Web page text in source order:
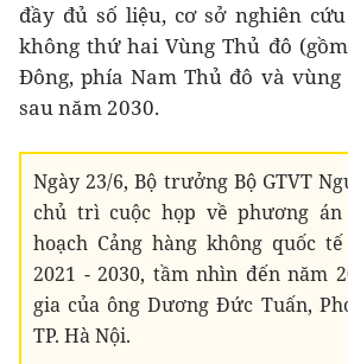
đầy đủ số liệu, cơ sở nghiên
không thứ hai Vùng Thủ đô
Đông, phía Nam Thủ đô và
sau năm 2030.
Ngày 23/6, Bộ trưởng Bộ GTVT
chủ trì cuộc họp về phương
hoạch Cảng hàng không quốc
2021 - 2030, tầm nhìn đến năm
gia của ông Dương Đức Tuấn,
TP. Hà Nội.